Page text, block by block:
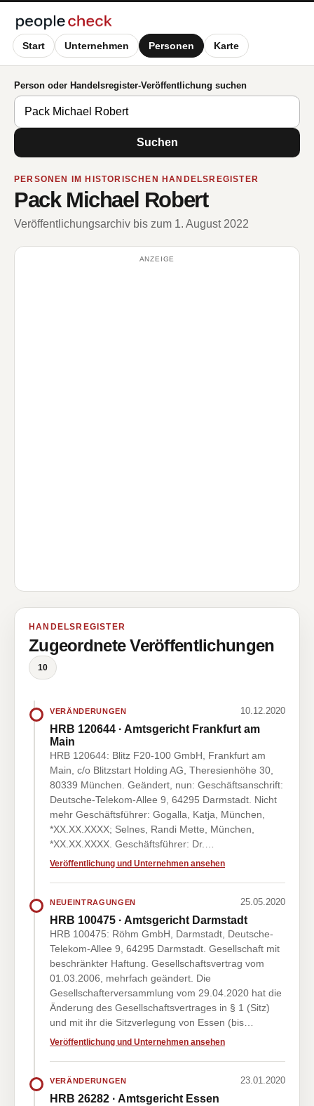
Start Unternehmen Personen Karte
Person oder Handelsregister-Veröffentlichung suchen
Suchen
PERSONEN IM HISTORISCHEN HANDELSREGISTER
Pack Michael Robert
Veröffentlichungsarchiv bis zum 1. August 2022
ANZEIGE
HANDELSREGISTER
Zugeordnete Veröffentlichungen
10
VERÄNDERUNGEN 10.12.2020
HRB 120644 · Amtsgericht Frankfurt am
Main
HRB 120644: Blitz F20-100 GmbH, Frankfurt am
Main, c/o Blitzstart Holding AG, Theresienhöhe 30,
80339 München. Geändert, nun: Geschäftsanschrift:
Deutsche-Telekom-Allee 9, 64295 Darmstadt. Nicht
mehr Geschäftsführer: Gogalla, Katja, München,
*XX.XX.XXXX; Selnes, Randi Mette, München,
*XX.XX.XXXX. Geschäftsführer: Dr.…
Veröffentlichung und Unternehmen ansehen
NEUEINTRAGUNGEN 25.05.2020
HRB 100475 · Amtsgericht Darmstadt
HRB 100475: Röhm GmbH, Darmstadt, Deutsche-
Telekom-Allee 9, 64295 Darmstadt. Gesellschaft mit
beschränkter Haftung. Gesellschaftsvertrag vom
01.03.2006, mehrfach geändert. Die
Gesellschafterversammlung vom 29.04.2020 hat die
Änderung des Gesellschaftsvertrages in § 1 (Sitz)
und mit ihr die Sitzverlegung von Essen (bis…
Veröffentlichung und Unternehmen ansehen
VERÄNDERUNGEN 23.01.2020
HRB 26282 · Amtsgericht Essen